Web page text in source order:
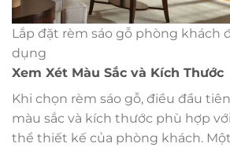
Lắp đặt rèm sáo gỗ phòng khách
dụng
Xem Xét Màu Sắc và Kích Thước
Khi chọn rèm sáo gỗ, điều đầu
màu sắc và kích thước phù hợp
thể thiết kế của phòng khách.